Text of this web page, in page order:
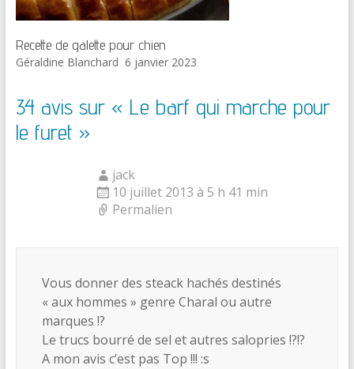
Recette de galette pour chien
Géraldine Blanchard 6 janvier 2023
34 avis sur « Le barf qui marche pour
le furet »
jack
10 juillet 2013 à 5 h 41 min
Permalien
Vous donner des steack hachés destinés
« aux hommes » genre Charal ou autre
marques !?
Le trucs bourré de sel et autres salopries !?!?
A mon avis c’est pas Top !!! :s